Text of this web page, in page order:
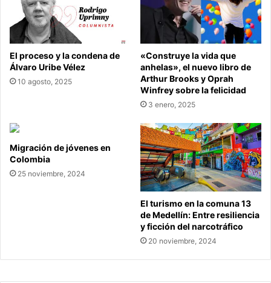
El proceso y la condena de
Álvaro Uribe Vélez
10 agosto, 2025
«Construye la vida que
anhelas», el nuevo libro de
Arthur Brooks y Oprah
Winfrey sobre la felicidad
3 enero, 2025
Migración de jóvenes en
Colombia
25 noviembre, 2024
El turismo en la comuna 13
de Medellín: Entre resiliencia
y ficción del narcotráfico
20 noviembre, 2024